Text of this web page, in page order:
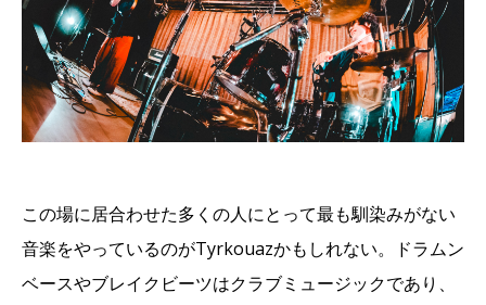
この場に居合わせた多くの人にとって最も馴染みがない
音楽をやっているのがTyrkouazかもしれない。ドラムン
ベースやブレイクビーツはクラブミュージックであり、